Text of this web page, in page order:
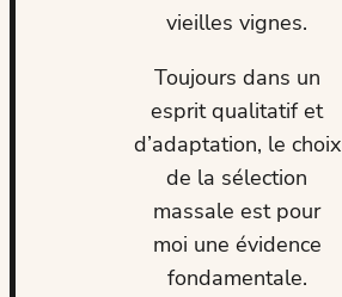
vieilles vignes.
Toujours dans un
esprit qualitatif et
d’adaptation, le choix
de la sélection
massale est pour
moi une évidence
fondamentale.